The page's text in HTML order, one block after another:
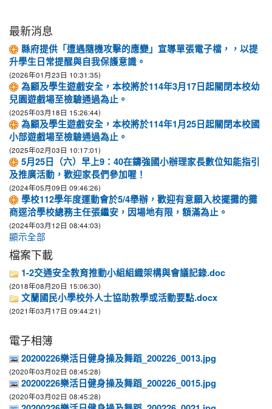
最新消息
縣府提供「遭遇隨機攻擊的應變」宣導單張電子檔，，以提
升學生日常提醒與自我保護意識。
(2026年01月23日 10:31:35)
為顧及學生遊戲安全，本校將於114年3月17日起關閉本校幼
兒園遊戲場至檢驗通過為止。
(2025年03月18日 15:26:44)
為顧及學生遊戲安全，本校將於114年1月25日起關閉本校國
小部遊戲場至檢驗通過為止。
(2025年02月03日 10:17:01)
5月25日（六）早上9：40在鑄強國小辦理家長數位知能指引
及推廣活動，歡迎家長們參加喔！
(2024年05月09日 09:46:26)
學校112學年度運動會於5/4舉辦，歡迎有意願入校擺攤的攤
商逕洽學校總務主任張繼安，因場地有限，額滿為止。
(2024年03月12日 08:44:03)
顯示全部
檔案下載
1-2交通安全教育推動小組組織架構與會議記錄.doc
(2018年08月20日 15:06:30)
文蘭國民小學校外人士協助教學或活動要點.docx
(2021年03月17日 09:44:21)
電子相簿
20200226樂活日健身操及舞蹈_200226_0013.jpg
(2020年03月02日 08:45:28)
20200226樂活日健身操及舞蹈_200226_0015.jpg
(2020年03月02日 08:45:28)